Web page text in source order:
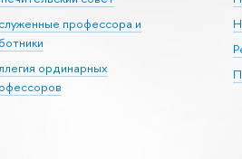
профессора и
ординарных